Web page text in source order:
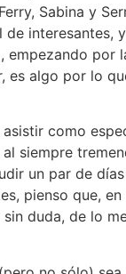
Sabina y
interesantes,
empezando
algo por lo
como
siempre
un par de
pienso que,
duda, de lo